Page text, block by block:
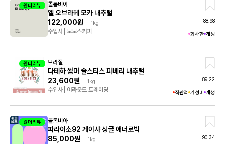
원더리뷰 콜롬비아
엘 오브라헤 모카 내추럴
122,000원
1kg
수입사 모모스커피
88.98
화사한 개성
원더리뷰 브라질
다테하 썸머 솔스티스 피베리 내추럴
23,600원
1kg
수입사 어라운드 트레이딩
89.22
직관적 가성비 개성
원더리뷰 콜롬비아
파라이소92 게이샤 싱글 애너로빅
85,000원
1kg 90.34